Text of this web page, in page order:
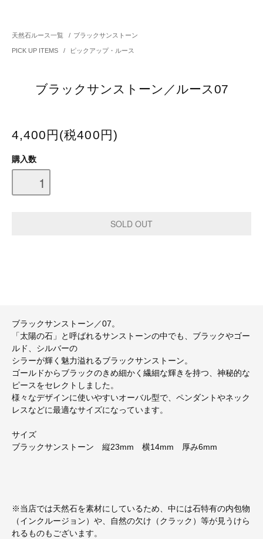
天然石ルース一覧 / ブラックサンストーン
PICK UP ITEMS / ピックアップ・ルース
ブラックサンストーン／ルース07
4,400円(税400円)
購入数
ブラックサンストーン／07。
「太陽の石」と呼ばれるサンストーンの中でも、ブラックやゴー
ルド、シルバーの
シラーが輝く魅力溢れるブラックサンストーン。
ゴールドからブラックのきめ細かく繊細な輝きを持つ、神秘的な
ピースをセレクトしました。
様々なデザインに使いやすいオーバル型で、ペンダントやネック
レスなどに最適なサイズになっています。
サイズ
ブラックサンストーン 縦23mm 横14mm 厚み6mm
※当店では天然石を素材にしているため、中には石特有の内包物
（インクルージョン）や、自然の欠け（クラック）等が見うけら
れるものもございます。